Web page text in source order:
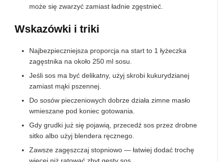
może się zwarzyć zamiast ładnie zgęstnieć.
Wskazówki i triki
Najbezpieczniejsza proporcja na start to 1 łyżeczka
zagęstnika na około 250 ml sosu.
Jeśli sos ma być delikatny, użyj skrobi kukurydzianej
zamiast mąki pszennej.
Do sosów pieczeniowych dobrze działa zimne masło
wmieszane pod koniec gotowania.
Gdy grudki już się pojawią, przecedź sos przez drobne
sitko albo użyj blendera ręcznego.
Zawsze zagęszczaj stopniowo — łatwiej dodać trochę
więcej niż ratować zbyt gęsty sos.